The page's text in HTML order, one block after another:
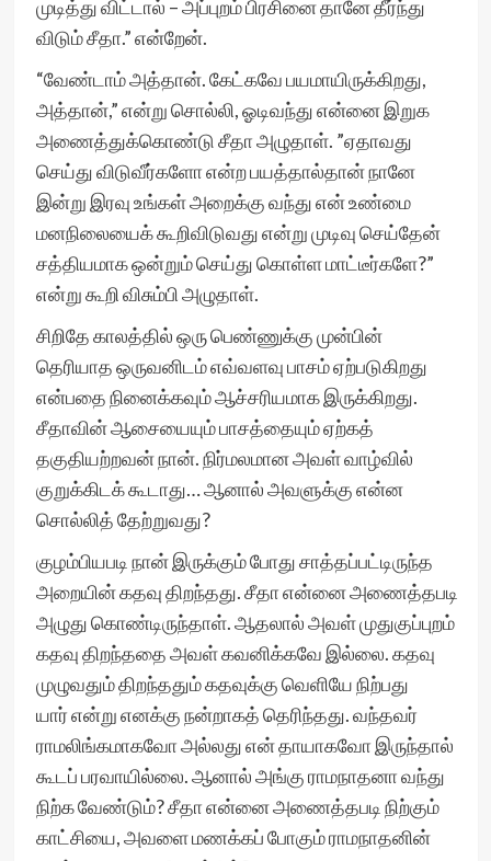
முடித்து விட்டால் – அப்புறம் பிரசினை தானே தீர்ந்து
விடும் சீதா.” என்றேன்.
“வேண்டாம் அத்தான். கேட்கவே பயமாயிருக்கிறது,
அத்தான்,” என்று சொல்லி, ஓடிவந்து என்னை இறுக
அணைத்துக்கொண்டு சீதா அழுதாள். ”ஏதாவது
செய்து விடுவீர்களோ என்ற பயத்தால்தான் நானே
இன்று இரவு உங்கள் அறைக்கு வந்து என் உண்மை
மனநிலையைக் கூறிவிடுவது என்று முடிவு செய்தேன்
சத்தியமாக ஒன்றும் செய்து கொள்ள மாட்டீர்களே?”
என்று கூறி விசும்பி அழுதாள்.
சிறிதே காலத்தில் ஒரு பெண்ணுக்கு முன்பின்
தெரியாத ஒருவனிடம் எவ்வளவு பாசம் ஏற்படுகிறது
என்பதை நினைக்கவும் ஆச்சரியமாக இருக்கிறது.
சீதாவின் ஆசையையும் பாசத்தையும் ஏற்கத்
தகுதியற்றவன் நான். நிர்மலமான அவள் வாழ்வில்
குறுக்கிடக் கூடாது… ஆனால் அவளுக்கு என்ன
சொல்லித் தேற்றுவது?
குழம்பியபடி நான் இருக்கும் போது சாத்தப்பட்டிருந்த
அறையின் கதவு திறந்தது. சீதா என்னை அணைத்தபடி
அழுது கொண்டிருந்தாள். ஆதலால் அவள் முதுகுப்புறம்
கதவு திறந்ததை அவள் கவனிக்கவே இல்லை. கதவு
முழுவதும் திறந்ததும் கதவுக்கு வெளியே நிற்பது
யார் என்று எனக்கு நன்றாகத் தெரிந்தது. வந்தவர்
ராமலிங்கமாகவோ அல்லது என் தாயாகவோ இருந்தால்
கூடப் பரவாயில்லை. ஆனால் அங்கு ராமநாதனா வந்து
நிற்க வேண்டும்? சீதா என்னை அணைத்தபடி நிற்கும்
காட்சியை, அவளை மணக்கப் போகும் ராமநாதனின்